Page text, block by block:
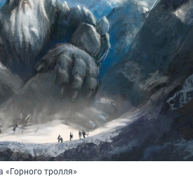
«Горного тролля»